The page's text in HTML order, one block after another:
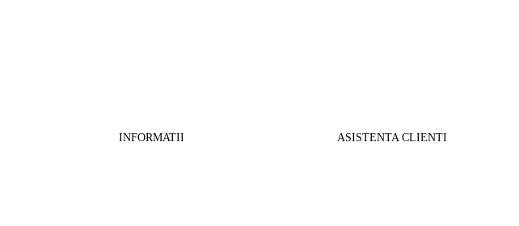
INFORMATII ASISTENTA CLIENTI